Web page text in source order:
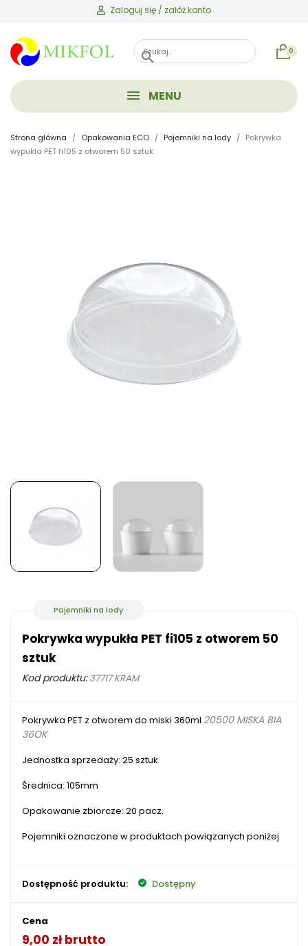
Zaloguj się / załóż konto
search 0
MENU
Strona główna Opakowania ECO Pojemniki na lody
Pokrywka
wypukła PET fi105 z otworem 50 sztuk
Pojemniki na lody
Pokrywka wypukła PET fi105 z otworem 50
sztuk
Kod produktu: 37717 KRAM
Pokrywka PET z otworem do miski 360ml 20500 MISKA BIA
36OK
Jednostka sprzedaży: 25 sztuk
Średnica: 105mm
Opakowanie zbiorcze: 20 pacz.
Pojemniki oznaczone w produktach powiązanych poniżej
Dostępność produktu: Dostępny
Cena
9,00 zł brutto